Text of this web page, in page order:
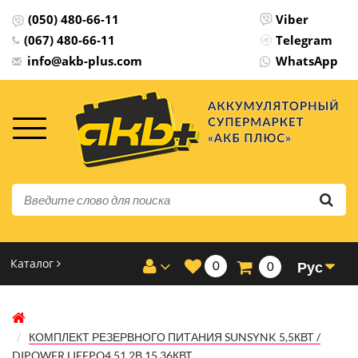
(050) 480-66-11
(067) 480-66-11
info@akb-plus.com
Viber
Telegram
WhatsApp
0 0 Рус
Каталог
КОМПЛЕКТ РЕЗЕРВНОГО ПИТАНИЯ SUNSYNK 5,5КВТ /
DIPOWER LIFEPO4 51,2В 15,36КВТ